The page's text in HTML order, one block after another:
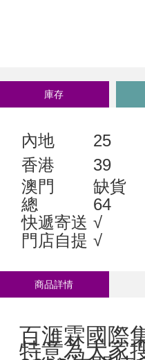
庫存
內地
25
香港
39
澳門
缺貨
總
64
快遞寄送 √
門店自提 √
商品詳情
百滙霖國際
特意為大家